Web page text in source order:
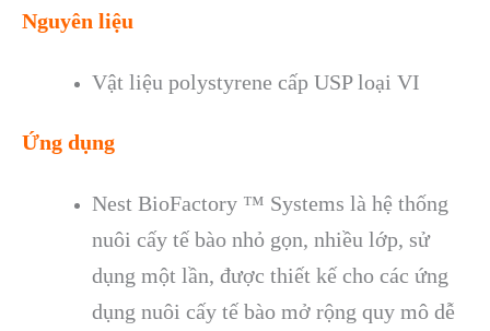
Nguyên liệu
Vật liệu polystyrene cấp USP loại VI
Ứng dụng
Nest BioFactory ™ Systems là hệ thống
nuôi cấy tế bào nhỏ gọn, nhiều lớp, sử
dụng một lần, được thiết kế cho các ứng
dụng nuôi cấy tế bào mở rộng quy mô dễ